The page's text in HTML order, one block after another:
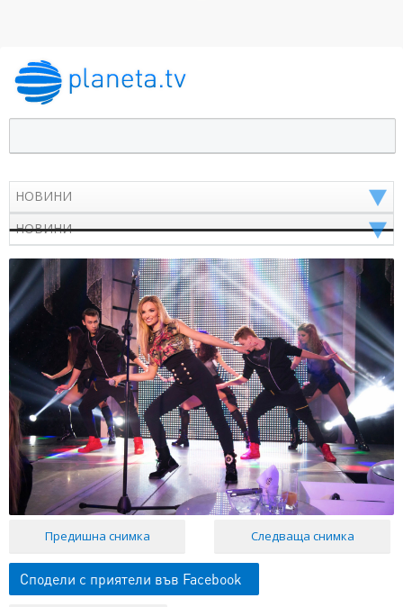
Предишна снимка Следваща снимка
Сподели с приятели във Facebook